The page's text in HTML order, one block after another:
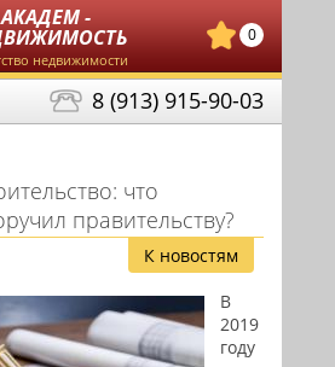
АКАДЕМ -
недвижимости
0
8 (913) 915-90-03
что
правительству?
К новостям
В
2019
году